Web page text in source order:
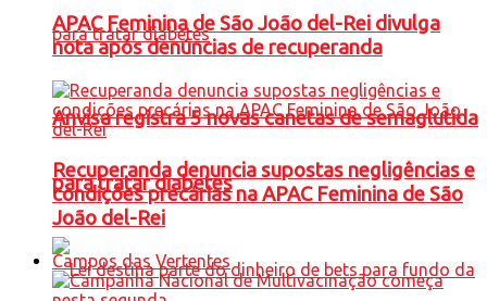
Anvisa registra 5 novas canetas de semaglutida
para tratar diabetes
APAC Feminina de São João del-Rei divulga
nota após denúncias de recuperanda
Recuperanda denuncia supostas negligências e
condições precárias na APAC Feminina de São
João del-Rei
Campos das Vertentes